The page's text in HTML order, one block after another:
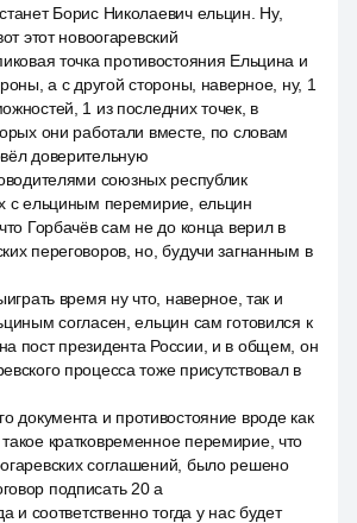
Борис Николаевич ельцин. Ну,
этот новоогаревский
точка противостояния Ельцина и
а с другой стороны, наверное, ну, 1
1 из последних точек, в
они работали вместе, по словам
доверительную
союзных республик
с ельциным перемирие, ельцин
Горбачёв сам не до конца верил в
переговоров, но, будучи загнанным в
время ну что, наверное, так и
согласен, ельцин сам готовился к
пост президента России, и в общем, он
процесса тоже присутствовал в
документа и противостояние вроде как
кратковременное перемирие, что
соглашений, было решено
подписать 20 а
и соответственно тогда у нас будет